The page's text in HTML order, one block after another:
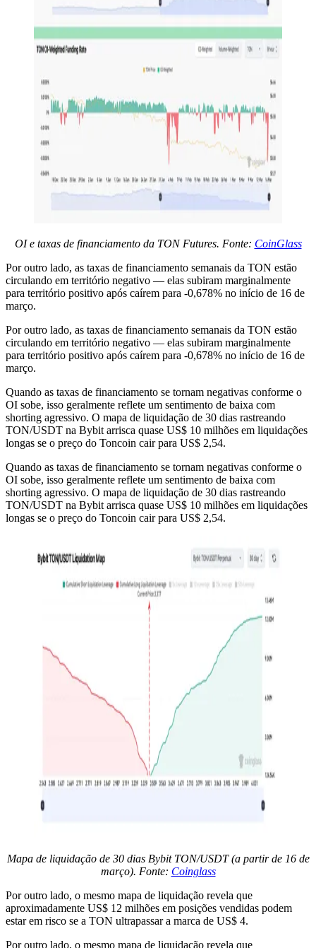
OI e taxas de financiamento da TON Futures. Fonte: CoinGlass
Por outro lado, as taxas de financiamento semanais da TON estão
circulando em território negativo — elas subiram marginalmente
para território positivo após caírem para -0,678% no início de 16 de
março.
Por outro lado, as taxas de financiamento semanais da TON estão
circulando em território negativo — elas subiram marginalmente
para território positivo após caírem para -0,678% no início de 16 de
março.
Quando as taxas de financiamento se tornam negativas conforme o
OI sobe, isso geralmente reflete um sentimento de baixa com
shorting agressivo. O mapa de liquidação de 30 dias rastreando
TON/USDT na Bybit arrisca quase US$ 10 milhões em liquidações
longas se o preço do Toncoin cair para US$ 2,54.
Quando as taxas de financiamento se tornam negativas conforme o
OI sobe, isso geralmente reflete um sentimento de baixa com
shorting agressivo. O mapa de liquidação de 30 dias rastreando
TON/USDT na Bybit arrisca quase US$ 10 milhões em liquidações
longas se o preço do Toncoin cair para US$ 2,54.
Mapa de liquidação de 30 dias Bybit TON/USDT (a partir de 16 de
março). Fonte: Coinglass
Por outro lado, o mesmo mapa de liquidação revela que
aproximadamente US$ 12 milhões em posições vendidas podem
estar em risco se a TON ultrapassar a marca de US$ 4.
Por outro lado, o mesmo mapa de liquidação revela que